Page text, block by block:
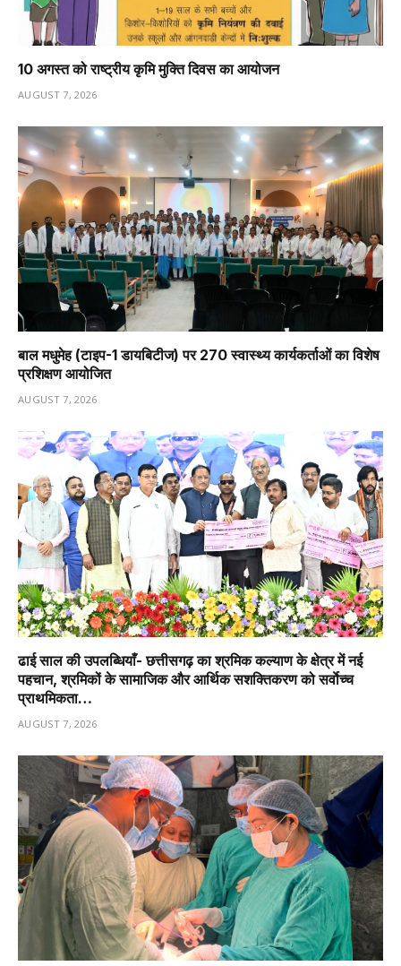
10 अगस्त को राष्ट्रीय कृमि मुक्ति दिवस का आयोजन
AUGUST 7, 2026
बाल मधुमेह (टाइप-1 डायबिटीज) पर 270 स्वास्थ्य कार्यकर्ताओं का विशेष
प्रशिक्षण आयोजित
AUGUST 7, 2026
ढाई साल की उपलब्धियाँ- छत्तीसगढ़ का श्रमिक कल्याण के क्षेत्र में नई
पहचान, श्रमिकों के सामाजिक और आर्थिक सशक्तिकरण को सर्वाेच्च
प्राथमिकता…
AUGUST 7, 2026